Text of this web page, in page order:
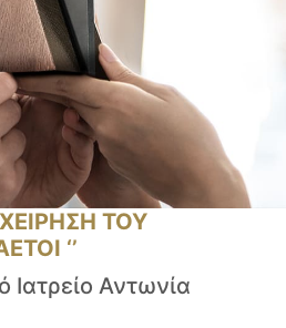
ΤΟΥ
‘’
Ιατρείο Αντωνία